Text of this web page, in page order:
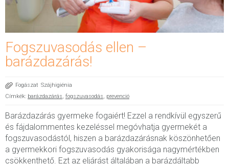
Fogszuvasodás ellen –
barázdazárás!
Fogászat Szájhigiénia
Címkék: barázdazárás, fogszuvasodás, prevenció
Barázdazárás gyermeke fogaiért! Ezzel a rendkívül egyszerű
és fájdalommentes kezeléssel megóvhatja gyermekét a
fogszuvasodástól, hiszen a barázdazárásnak köszönhetően
a gyermekkori fogszuvasodás gyakorisága nagymértékben
csökkenthető. Ezt az eljárást általában a barázdáltabb